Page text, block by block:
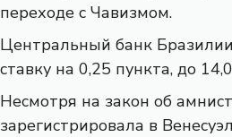
переходе с Чавизмом.
Центральный банк
ставку на 0,25 пункта, до
Несмотря на закон об
зарегистрировала в